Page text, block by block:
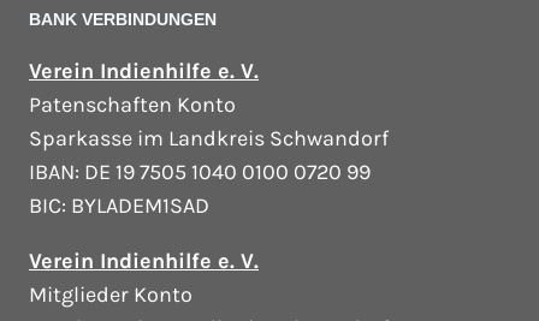
BANK VERBINDUNGEN
Verein Indienhilfe e. V.
Patenschaften Konto
Sparkasse im Landkreis Schwandorf
IBAN: DE 19 7505 1040 0100 0720 99
BIC: BYLADEM1SAD
Verein Indienhilfe e. V.
Mitglieder Konto